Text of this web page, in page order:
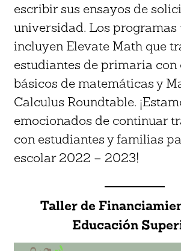
escribir sus ensayos de
universidad. Los programas
incluyen Elevate Math que
estudiantes de primaria con
básicos de matemáticas y
Calculus Roundtable.
emocionados de continuar
con estudiantes y familias
escolar 2022 – 2023!
Taller de
Educación